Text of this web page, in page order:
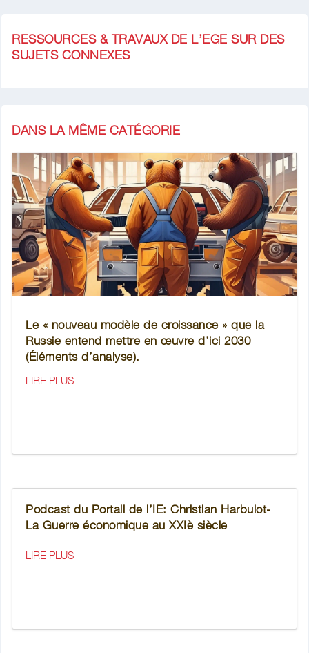
RESSOURCES & TRAVAUX DE L’EGE SUR DES
SUJETS CONNEXES
DANS LA MÊME CATÉGORIE
Le « nouveau modèle de croissance » que la
Russie entend mettre en œuvre d’ici 2030
(Éléments d’analyse).
LIRE PLUS
Podcast du Portail de l’IE: Christian Harbulot-
La Guerre économique au XXIè siècle
LIRE PLUS